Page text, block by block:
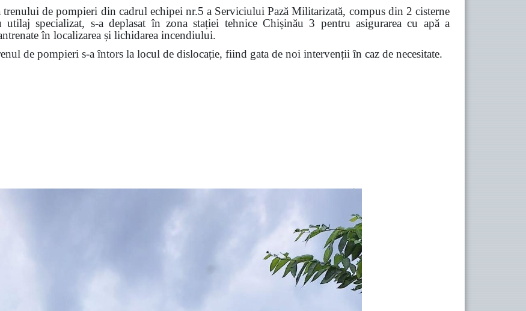
de pompieri din cadrul echipei nr.5 a Serviciului Pază Militarizată, compus din 2 cisterne
specializat, s-a deplasat în zona stației tehnice Chișinău 3 pentru asigurarea cu apă a
în localizarea și lichidarea incendiului.
de pompieri s-a întorsla locul de dislocație, fiind gata de noi intervenții în caz de necesitate.